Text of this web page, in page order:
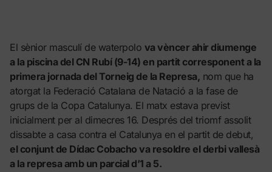
El sènior masculí de waterpolo va vèncer ahir diumenge
a la piscina del CN Rubí (9-14) en partit corresponent a la
primera jornada del Torneig de la Represa, nom que ha
atorgat la Federació Catalana de Natació a la fase de
grups de la Copa Catalunya. El matx estava previst
inicialment per al dimecres 16. Després del triomf assolit
dissabte a casa contra el Catalunya en el partit de debut,
el conjunt de Dídac Cobacho va resoldre el derbi vallesà
a la represa amb un parcial d’1 a 5.